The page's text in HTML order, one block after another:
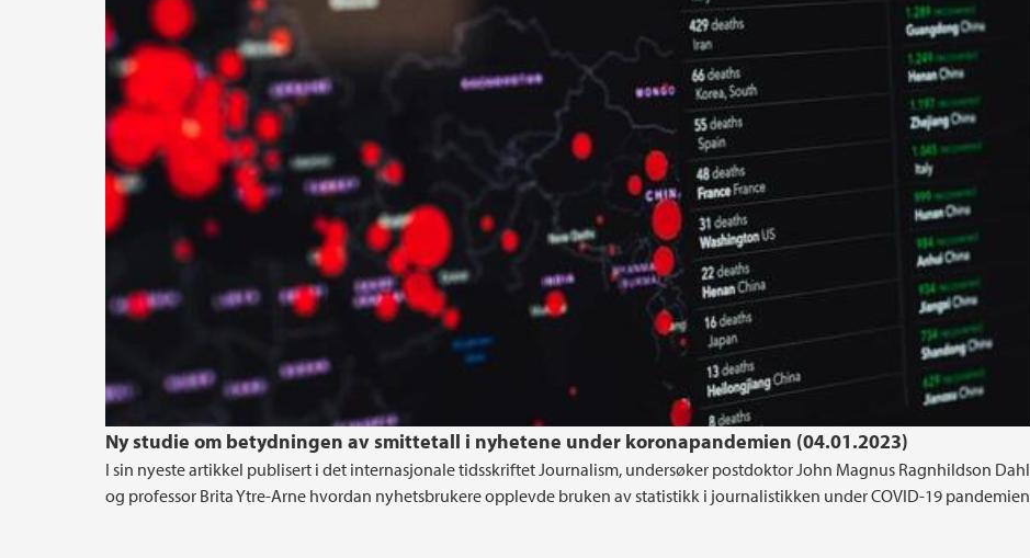
Ny studie om betydningen av smittetall i nyhetene under koronapandemien (04.01.2023)
I sin nyeste artikkel publisert i det internasjonale tidsskriftet Journalism, undersøker postdoktor John Magnus Ragnhildson Dahl
og professor Brita Ytre-Arne hvordan nyhetsbrukere opplevde bruken av statistikk i journalistikken under COVID-19 pandemien